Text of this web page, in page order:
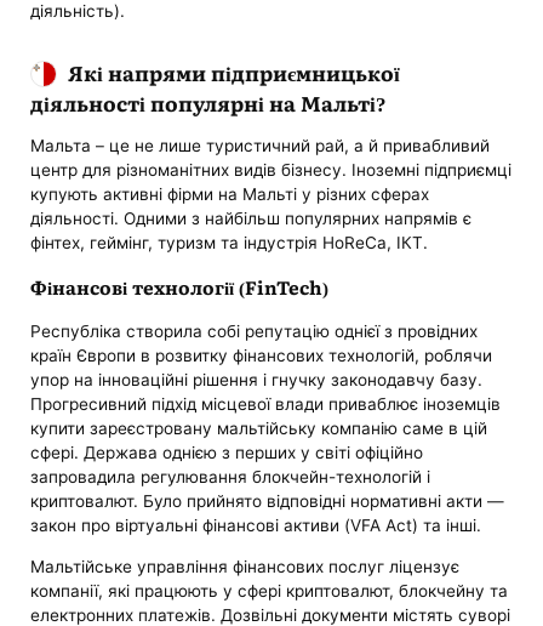
діяльність).
Які напрями підприємницької
діяльності популярні на Мальті?
Мальта – це не лише туристичний рай, а й привабливий
центр для різноманітних видів бізнесу. Іноземні підприємці
купують активні фірми на Мальті у різних сферах
діяльності. Одними з найбільш популярних напрямів є
фінтех, геймінг, туризм та індустрія HoReCa, ІКТ.
Фінансові технології (FinTech)
Республіка створила собі репутацію однієї з провідних
країн Європи в розвитку фінансових технологій, роблячи
упор на інноваційні рішення і гнучку законодавчу базу.
Прогресивний підхід місцевої влади приваблює іноземців
купити зареєстровану мальтійську компанію саме в цій
сфері. Держава однією з перших у світі офіційно
запровадила регулювання блокчейн-технологій і
криптовалют. Було прийнято відповідні нормативні акти —
закон про віртуальні фінансові активи (VFA Act) та інші.
Мальтійське управління фінансових послуг ліцензує
компанії, які працюють у сфері криптовалют, блокчейну та
електронних платежів. Дозвільні документи містять суворі